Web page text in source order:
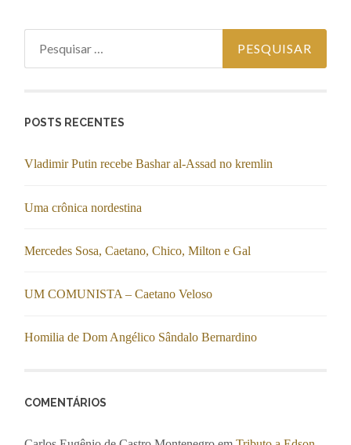
POSTS RECENTES
Vladimir Putin recebe Bashar al-Assad no kremlin
Uma crônica nordestina
Mercedes Sosa, Caetano, Chico, Milton e Gal
UM COMUNISTA – Caetano Veloso
Homilia de Dom Angélico Sândalo Bernardino
COMENTÁRIOS